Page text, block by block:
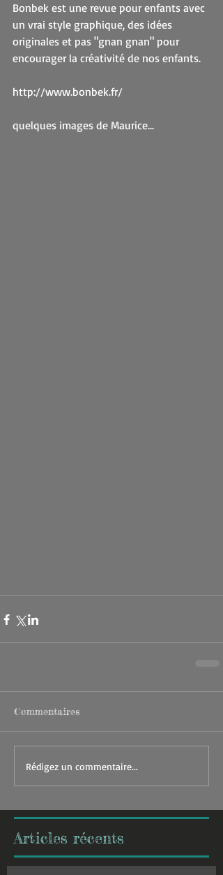
Bonbek est une revue pour enfants avec
un vrai style graphique, des idées
originales et pas "gnan gnan" pour
encourager la créativité de nos enfants.
http://www.bonbek.fr/
quelques images de Maurice...
Commentaires
Rédigez un commentaire...
Articles récents